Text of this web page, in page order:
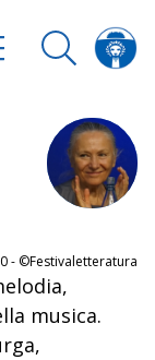
- ©Festivaletteratura
musica.